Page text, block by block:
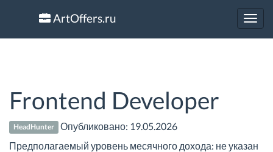
ArtOffers.ru
Frontend Developer
HeadHunter Опубликовано: 19.05.2026
Предполагаемый уровень месячного дохода: не указан